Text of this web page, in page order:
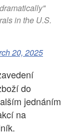
in the U.S.
20, 2025
do
jednáním
na